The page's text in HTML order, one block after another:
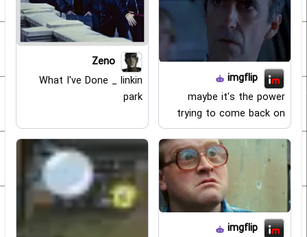
imgflip
maybe it's the power
trying to come back on
Zeno
What I've Done _ linkin
park
imgflip